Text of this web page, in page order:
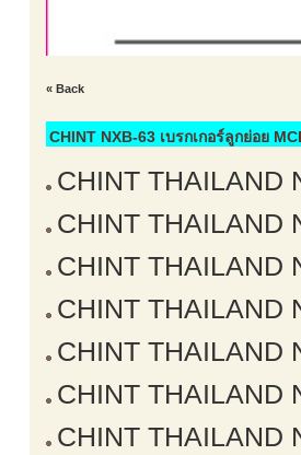
« Back
CHINT NXB-63 เบรกเกอร์ลูกย่อย
CHINT THAILAND
CHINT THAILAND
CHINT THAILAND
CHINT THAILAND
CHINT THAILAND
CHINT THAILAND
CHINT THAILAND